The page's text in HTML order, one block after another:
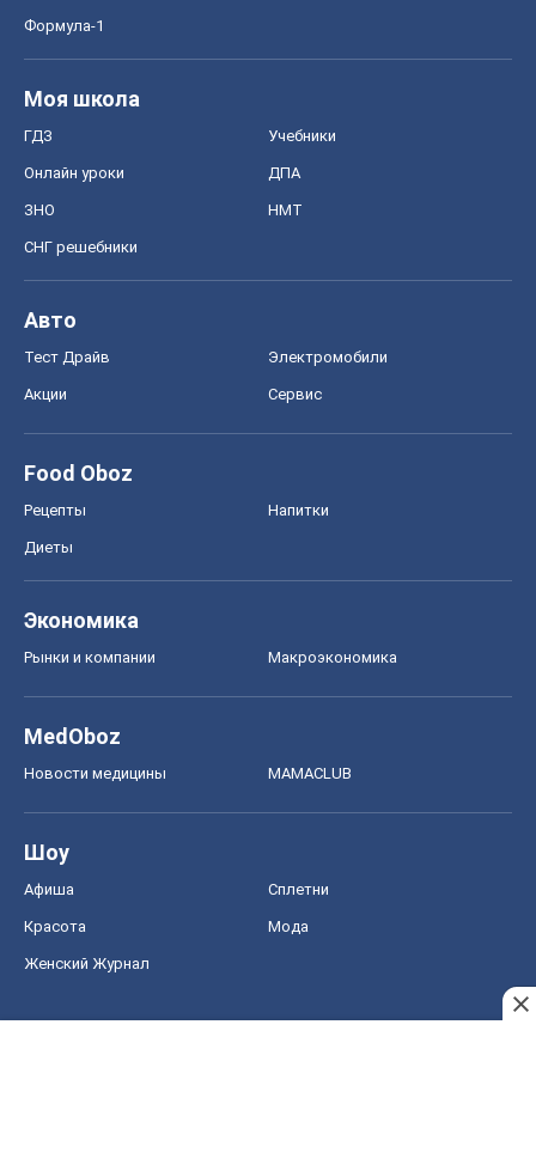
Формула-1
Моя школа
ГДЗ Учебники
Онлайн уроки ДПА
ЗНО НМТ
СНГ решебники
Авто
Тест Драйв Электромобили
Акции Сервис
Food Oboz
Рецепты Напитки
Диеты
Экономика
Рынки и компании Mакроэкономика
MedOboz
Новости медицины MAMACLUB
Шоу
Афиша Сплетни
Красота Мода
Женский Журнал